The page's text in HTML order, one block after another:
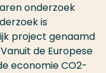
onderzoek
is
project genaamd
de Europese
economie CO2-